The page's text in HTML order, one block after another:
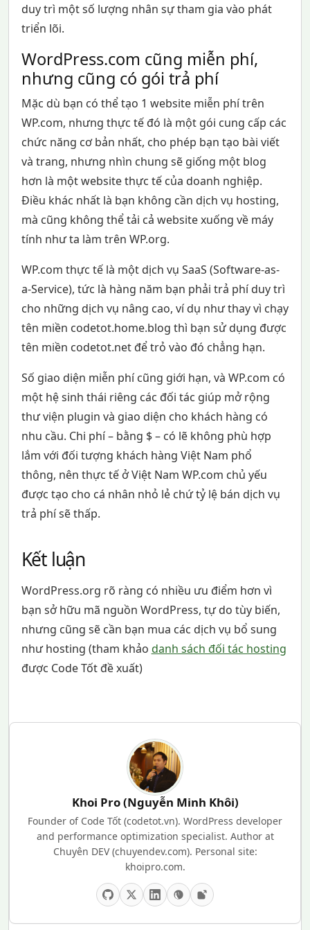
duy trì một số lượng nhân sự tham gia vào phát
triển lõi.
WordPress.com cũng miễn phí,
nhưng cũng có gói trả phí
Mặc dù bạn có thể tạo 1 website miễn phí trên
WP.com, nhưng thực tế đó là một gói cung cấp các
chức năng cơ bản nhất, cho phép bạn tạo bài viết
và trang, nhưng nhìn chung sẽ giống một blog
hơn là một website thực tế của doanh nghiệp.
Điều khác nhất là bạn không cần dịch vụ hosting,
mà cũng không thể tải cả website xuống về máy
tính như ta làm trên WP.org.
WP.com thực tế là một dịch vụ SaaS (Software-as-
a-Service), tức là hàng năm bạn phải trả phí duy trì
cho những dịch vụ nâng cao, ví dụ như thay vì chạy
tên miền codetot.home.blog thì bạn sử dụng được
tên miền codetot.net để trỏ vào đó chẳng hạn.
Số giao diện miễn phí cũng giới hạn, và WP.com có
một hệ sinh thái riêng các đối tác giúp mở rộng
thư viện plugin và giao diện cho khách hàng có
nhu cầu. Chi phí – bằng $ – có lẽ không phù hợp
lắm với đối tượng khách hàng Việt Nam phổ
thông, nên thực tế ở Việt Nam WP.com chủ yếu
được tạo cho cá nhân nhỏ lẻ chứ tỷ lệ bán dịch vụ
trả phí sẽ thấp.
Kết luận
WordPress.org rõ ràng có nhiều ưu điểm hơn vì
bạn sở hữu mã nguồn WordPress, tự do tùy biến,
nhưng cũng sẽ cần bạn mua các dịch vụ bổ sung
như hosting (tham khảo danh sách đối tác hosting
được Code Tốt đề xuất)
Khoi Pro (Nguyễn Minh Khôi)
Founder of Code Tốt (codetot.vn). WordPress developer
and performance optimization specialist. Author at
Chuyên DEV (chuyendev.com). Personal site:
khoipro.com.